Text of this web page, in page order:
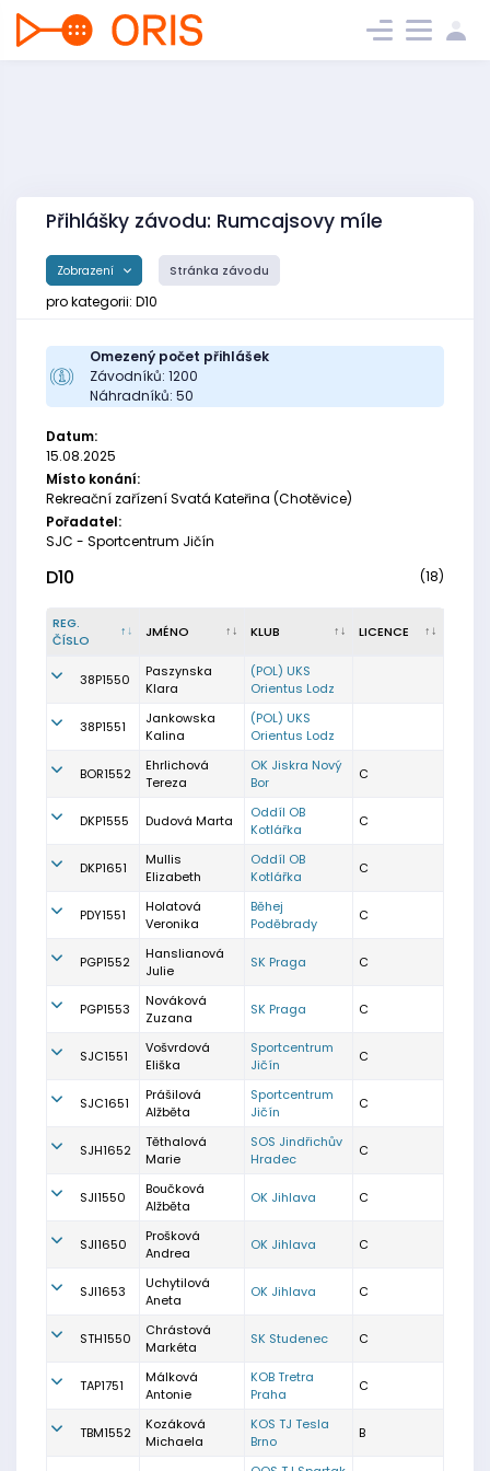
Přihlášky závodu: Rumcajsovy míle
Zobrazení Stránka závodu
pro kategorii: D10
Omezený počet přihlášek
Závodníků: 1200
Náhradníků: 50
Datum:
15.08.2025
Místo konání:
Rekreační zařízení Svatá Kateřina (Chotěvice)
Pořadatel:
SJC - Sportcentrum Jičín
D10 (18)
REG.
ČÍSLO
JMÉNO KLUB LICENCE
38P1550
Paszynska
Klara
(POL) UKS
Orientus Lodz
38P1551
Jankowska
Kalina
(POL) UKS
Orientus Lodz
BOR1552
Ehrlichová
Tereza
OK Jiskra Nový
Bor
C
DKP1555 Dudová Marta
Oddíl OB
Kotlářka
C
DKP1651
Mullis
Elizabeth
Oddíl OB
Kotlářka
C
PDY1551
Holatová
Veronika
Běhej
Poděbrady
C
PGP1552
Hanslianová
Julie
SK Praga C
PGP1553
Nováková
Zuzana
SK Praga C
SJC1551
Vošvrdová
Eliška
Sportcentrum
Jičín
C
SJC1651
Prášilová
Alžběta
Sportcentrum
Jičín
C
SJH1652
Těthalová
Marie
SOS Jindřichův
Hradec
C
SJI1550
Boučková
Alžběta
OK Jihlava C
SJI1650
Prošková
Andrea
OK Jihlava C
SJI1653
Uchytilová
Aneta
OK Jihlava C
STH1550
Chrástová
Markéta
SK Studenec C
TAP1751
Málková
Antonie
KOB Tretra
Praha
C
TBM1552
Kozáková
Michaela
KOS TJ Tesla
Brno
B